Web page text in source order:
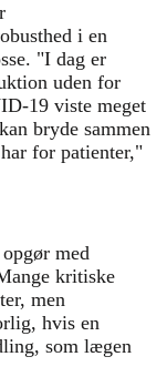
i en
"I dag er
uden for
19 viste meget
bryde sammen
for patienter,"
med
kritiske
men
hvis en
som lægen